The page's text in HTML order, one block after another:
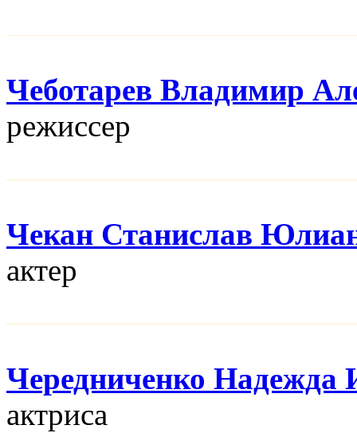
Чеботарев Владимир
режисcер
Чекан Станислав
актер
Чередниченко Надежда
актриса